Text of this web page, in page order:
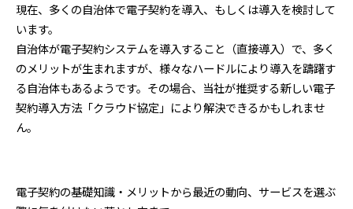
現在、多くの自治体で電子契約を導入、もしくは導入を検討して
います。
自治体が電子契約システムを導入すること（直接導入）で、多く
のメリットが生まれますが、様々なハードルにより導入を躊躇す
る自治体もあるようです。その場合、当社が推奨する新しい電子
契約導入方法「クラウド協定」により解決できるかもしれませ
ん。
電子契約の基礎知識・メリットから最近の動向、サービスを選ぶ